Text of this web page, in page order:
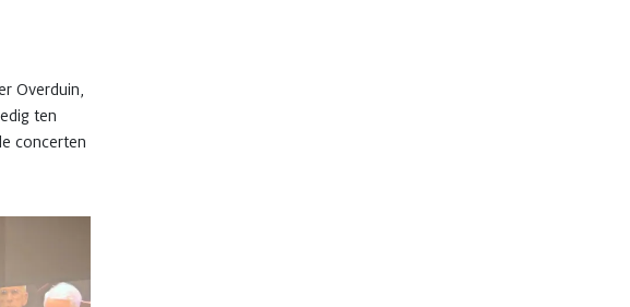
Overduin,
ten
concerten